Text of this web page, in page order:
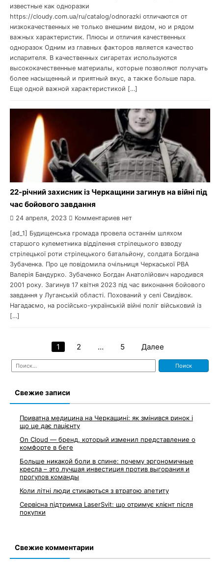
известные как одноразки
https://cloudy.com.ua/ru/catalog/odnorazki отличаются от
низкокачественных не только внешним видом, но и рядом
важных характеристик. Плюсы и отличия качественных
одноразок Одним из главных факторов является качество
испарителя. В качественных сигаретах используются
высококачественные материалы, которые позволяют получать
более насыщенный и приятный вкус, а также больше пара.
Еще одной важной характеристикой […]
22-річний захисник із Черкащини загинув на війні під
час бойового завдання
24 апреля, 2023 Комментариев нет
[ad_1] Будищенська громада провела останнім шляхом
старшого кулеметника відділення стрілецького взводу
стрілецької роти стрілецького батальйону, солдата Богдана
Зубаченка. Про це повідомила очільниця Черкаської РВА
Валерія Бандурко. Зубаченко Богдан Анатолійович народився
2001 року. Загинув 17 квітня 2023 під час виконання бойового
завдання у Луганській області. Похований у селі Свидівок.
Нагадаємо, на російсько-українській війні поліг військовий із
[…]
Навигация
по
1 2 … 5 Далее
Найти:
Свежие записи
Приватна медицина на Черкащині: як змінився ринок і
що це дає пацієнту
On Cloud — бренд, который изменил представление о
комфорте в беге
Больше никакой боли в спине: почему эргономичные
кресла – это лучшая инвестиция против выгорания и
прогулов команды
Коли літні люди стикаються з втратою апетиту
Сервісна підтримка LaserSvit: що отримує клієнт після
покупки
Свежие комментарии